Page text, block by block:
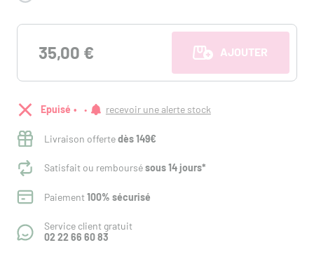
35,00 € AJOUTER AU
Epuisé recevoir une alerte stock
Livraison offertedès 149€
Satisfait ou remboursésous 14 jours*
Paiement100% sécurisé
Service client gratuit
02 22 66 60 83